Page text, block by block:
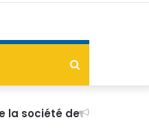
la société de